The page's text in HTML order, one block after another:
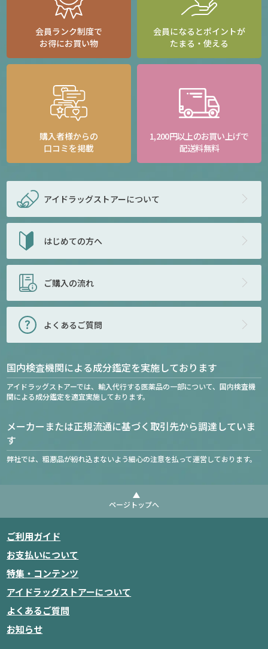
会員ランク制度で
お得にお買い物
会員になるとポイントが
たまる・使える
購入者様からの
口コミを掲載
1,200円以上のお買い上げで
配送料無料
アイドラッグストアーについて
はじめての方へ
ご購入の流れ
よくあるご質問
国内検査機関による成分鑑定を実施しております
アイドラッグストアーでは、輸入代行する医薬品の一部について、国内検査機
関による成分鑑定を適宜実施しております。
メーカーまたは正規流通に基づく取引先から調達していま
す
弊社では、粗悪品が紛れ込まないよう細心の注意を払って運営しております。
ページトップへ
ご利用ガイド
お支払いについて
特集・コンテンツ
アイドラッグストアーについて
よくあるご質問
お知らせ